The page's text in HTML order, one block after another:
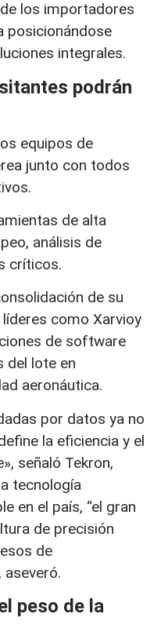
los importadores
posicionándose
integrales.
podrán
equipos de
junto con todos
de alta
análisis de
críticos.
de su
como Xarvioy
de software
del lote en
aeronáutica.
por datos ya no
la eficiencia y el
señaló Tekron,
tecnología
en el país, “el gran
de precisión
de
aseveró.
peso de la